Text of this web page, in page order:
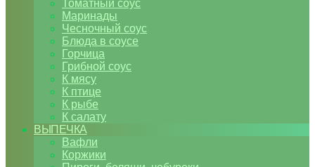
Томатный соус
Маринады
Чесночный соус
Блюда в соусе
Горчица
Грибной соус
К мясу
К птице
К рыбе
К салату
ВЫПЕЧКА
Вафли
Коржики